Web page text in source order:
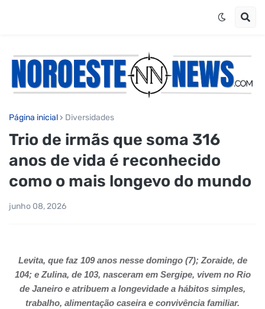
Página inicial Diversidades
Trio de irmãs que soma 316
anos de vida é reconhecido
como o mais longevo do mundo
junho 08, 2026
Levita, que faz 109 anos nesse domingo (7); Zoraide, de
104; e Zulina, de 103, nasceram em Sergipe, vivem no Rio
de Janeiro e atribuem a longevidade a hábitos simples,
trabalho, alimentação caseira e convivência familiar.